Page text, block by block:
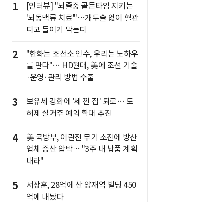
1
[인터뷰] "뇌졸중 골든타임 지키는
'뇌동맥류 치료'"…개두술 없이 혈관
타고 들어가 막는다
2
"한화는 조선소 인수, 우리는 노하우
를 판다"… HD현대, 美에 조선 기술
·운영·관리 방법 수출
3
보유세 강화에 '세 낀 집' 퇴로… 토
허제 실거주 예외 확대 추진
4
美 국방부, 이란전 무기 소진에 방산
업체 증산 압박… "3주 내 납품 계획
내라"
5
서장훈, 28억에 산 양재역 빌딩 450
억에 내놨다